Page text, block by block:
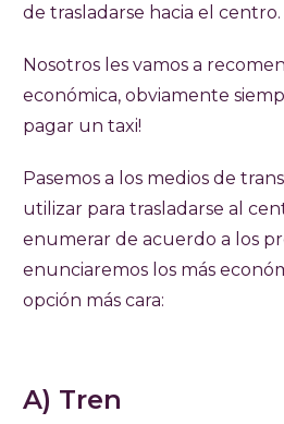
de trasladarse hacia el centro.
Nosotros les vamos a
económica, obviamente
pagar un taxi!
Pasemos a los medios de
utilizar para trasladarse al
enumerar de acuerdo a los
enunciaremos los más
opción más cara:
A) Tren